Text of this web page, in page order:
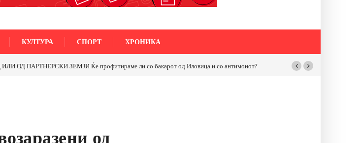
КУЛТУРА СПОРТ ХРОНИКА
ЗЕМЈИ Ќе профитираме ли со бакарот од Иловица и со антимонот?Почнува реконструкцијата на улицата „5-ти
од